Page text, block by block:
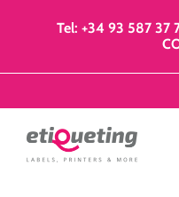
Tel: +34 93 587 37